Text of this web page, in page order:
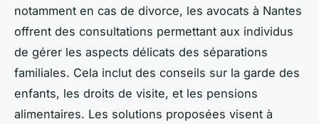
notamment en cas de divorce, les avocats à Nantes
offrent des consultations permettant aux individus
de gérer les aspects délicats des séparations
familiales. Cela inclut des conseils sur la garde des
enfants, les droits de visite, et les pensions
alimentaires. Les solutions proposées visent à